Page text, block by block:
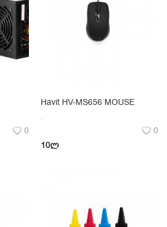
0
Havit HV-MS656 MOUSE
.
0
10ლ